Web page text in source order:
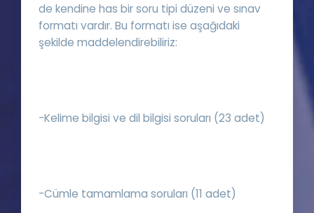
de kendine has bir soru tipi düzeni ve sınav
formatı vardır. Bu formatı ise aşağıdaki
şekilde maddelendirebiliriz:
-Kelime bilgisi ve dil bilgisi soruları (23 adet)
-Cümle tamamlama soruları (11 adet)